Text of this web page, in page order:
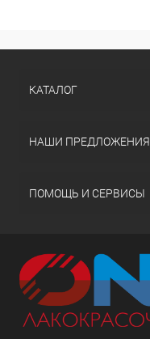
КАТАЛОГ
НАШИ ПРЕДЛОЖЕНИЯ
ПОМОЩЬ И СЕРВИСЫ